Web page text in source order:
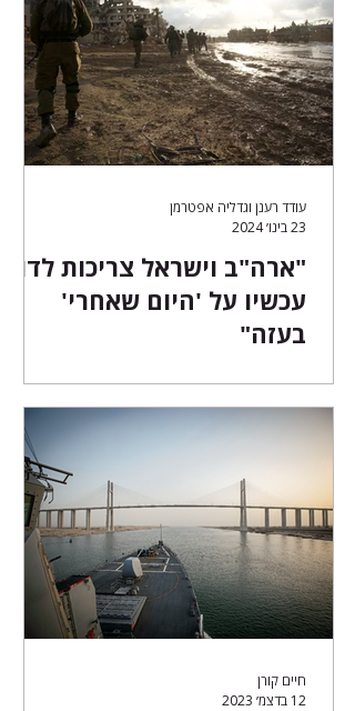
"ארה"ב וישראל צריכות לדון
עכשיו על 'היום שאחרי'
בעזה"
עודד רענן וגדליה אפטרמן
23 בינו׳ 2024
חיים קורן
12 בדצמ׳ 2023